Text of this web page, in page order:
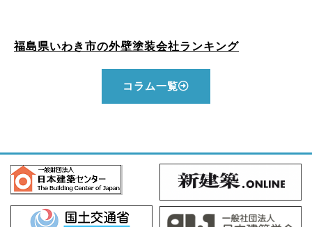
福島県いわき市の外壁塗装会社ランキング
コラム一覧